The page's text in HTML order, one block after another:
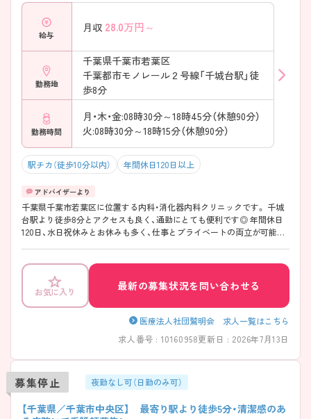
給与
月収 28.0万円～
勤務地
千葉県千葉市若葉区
千葉都市モノレール２号線「千城台駅」徒
歩8分
勤務時間
月・木・金:08時30分～18時45分（休憩90分）
火:08時30分～18時15分（休憩90分）
駅チカ（徒歩10分以内） 年間休日120日以上
千葉県千葉市若葉区に位置する内科・消化器内科クリニックです。 千城
台駅より徒歩8分とアクセスも良く、通勤にとても便利です◎ 年間休日
120日、水日祝休みとお休みも多く、仕事とプライベートの両立が可能で
いたします。お気軽にご相談ください。
お気に入り
最新の募集状況を問い合わせる
医療法人社団鷲明会 求人一覧はこちら
求人番号 : 10160958更新日 : 2026年7月13日
募集停止 夜勤なし可（日勤のみ可）
【千葉県／千葉市中央区】 最寄り駅より徒歩5分・清潔感のあ